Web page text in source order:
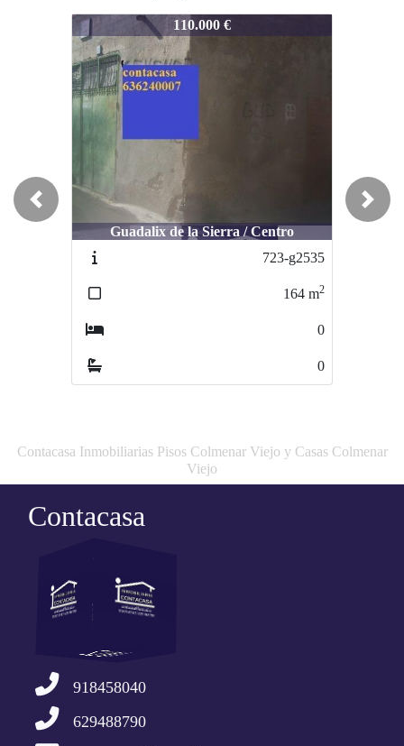
896-FR2566
110.000 €
Guadalix de la Sierra / Centro
723-g2535
m2
896-FR2566
Colmenar Viejo / recuenco
Previous Next
Contacasa Inmobiliarias Pisos Colmenar Viejo y Casas Colmenar
Viejo
Contacasa
918458040
629488790